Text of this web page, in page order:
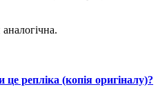
репліка (копія оригіналу)?